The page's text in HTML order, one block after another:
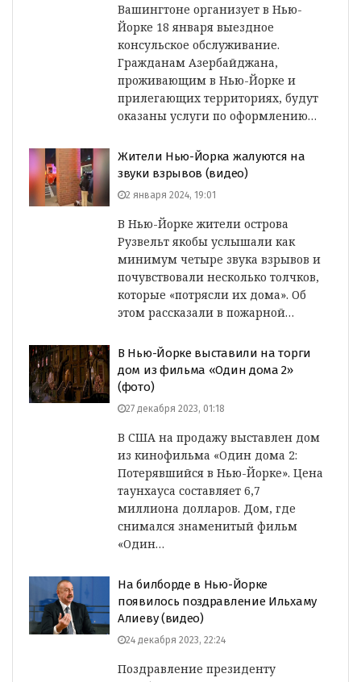
Вашингтоне организует в Нью-
Йорке 18 января выездное
консульское обслуживание.
Гражданам Азербайджана,
проживающим в Нью-Йорке и
прилегающих территориях, будут
оказаны услуги по оформлению…
Жители Нью-Йорка жалуются на
звуки взрывов (видео)
2 января 2024, 19:01
В Нью-Йорке жители острова
Рузвельт якобы услышали как
минимум четыре звука взрывов и
почувствовали несколько толчков,
которые «потрясли их дома». Об
этом рассказали в пожарной…
В Нью-Йорке выставили на торги
дом из фильма «Один дома 2»
(фото)
27 декабря 2023, 01:18
В США на продажу выставлен дом
из кинофильма «Один дома 2:
Потерявшийся в Нью-Йорке». Цена
таунхауса составляет 6,7
миллиона долларов. Дом, где
снимался знаменитый фильм
«Один…
На билборде в Нью-Йорке
появилось поздравление Ильхаму
Алиеву (видео)
24 декабря 2023, 22:24
Поздравление президенту